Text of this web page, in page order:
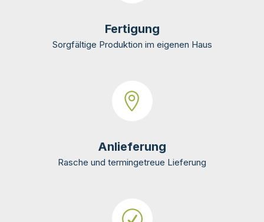
Fertigung
Sorgfältige Produktion im eigenen Haus
Anlieferung
Rasche und termingetreue Lieferung